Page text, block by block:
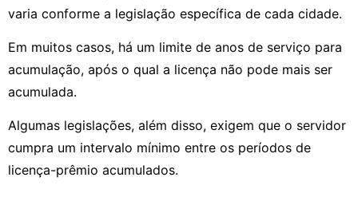
varia conforme a legislação específica de cada cidade.
Em muitos casos, há um limite de anos de serviço para
acumulação, após o qual a licença não pode mais ser
acumulada.
Algumas legislações, além disso, exigem que o servidor
cumpra um intervalo mínimo entre os períodos de
licença-prêmio acumulados.